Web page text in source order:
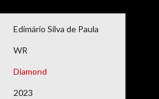
Edimário Silva de Paula
WR
Diamond
2023